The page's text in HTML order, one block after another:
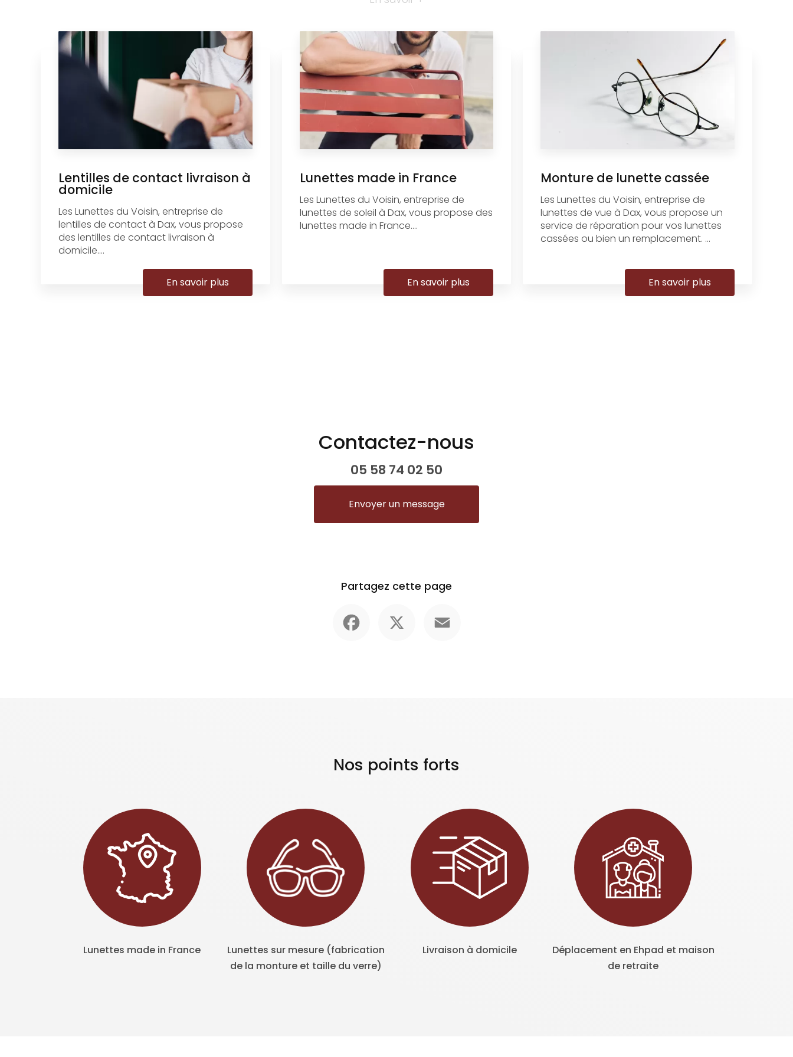
Lentilles de contact livraison à
domicile
Les Lunettes du Voisin, entreprise de
lentilles de contact à Dax, vous propose
des lentilles de contact livraison à
domicile....
En savoir plus
Lunettes made in France
Les Lunettes du Voisin, entreprise de
lunettes de soleil à Dax, vous propose des
lunettes made in France....
En savoir plus
Monture de lunette cassée
Les Lunettes du Voisin, entreprise de
lunettes de vue à Dax, vous propose un
service de réparation pour vos lunettes
cassées ou bien un remplacement. ...
En savoir plus
Contactez-nous
05 58 74 02 50
Envoyer un message
Partagez cette page
Nos points forts
Lunettes made in France
Lunettes sur mesure (fabrication
de la monture et taille du verre)
Livraison à domicile
Déplacement en Ehpad et maison
de retraite